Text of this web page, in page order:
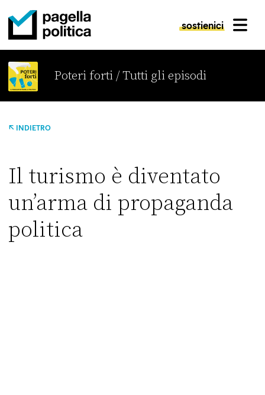
Pagella Politica Logo
sostienici MENU
Poteri forti / Tutti gli episodi
INDIETRO
Il turismo è diventato
un’arma di propaganda
politica